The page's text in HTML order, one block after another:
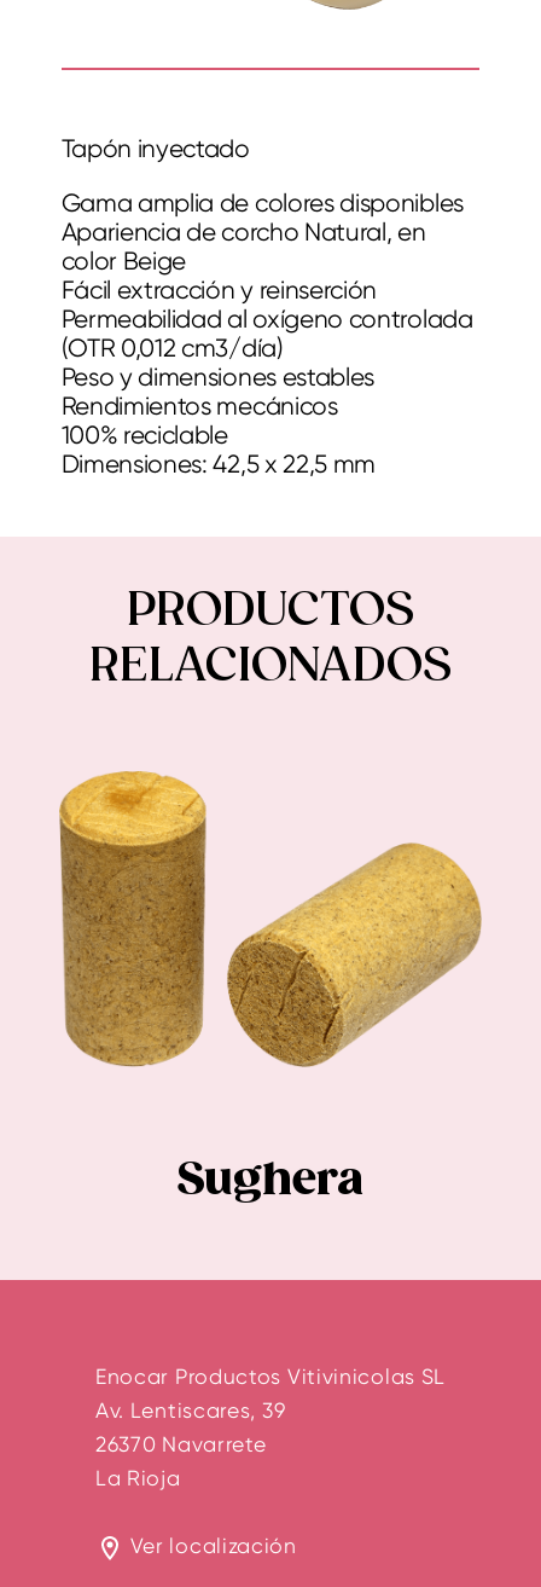
Tapón inyectado
Gama amplia de colores disponibles
Apariencia de corcho Natural, en
color Beige
Fácil extracción y reinserción
Permeabilidad al oxígeno controlada
(OTR 0,012 cm3/día)
Peso y dimensiones estables
Rendimientos mecánicos
100% reciclable
Dimensiones: 42,5 x 22,5 mm
PRODUCTOS
RELACIONADOS
Sughera
Enocar Productos Vitivinicolas SL
Av. Lentiscares, 39
26370 Navarrete
La Rioja
Ver localización